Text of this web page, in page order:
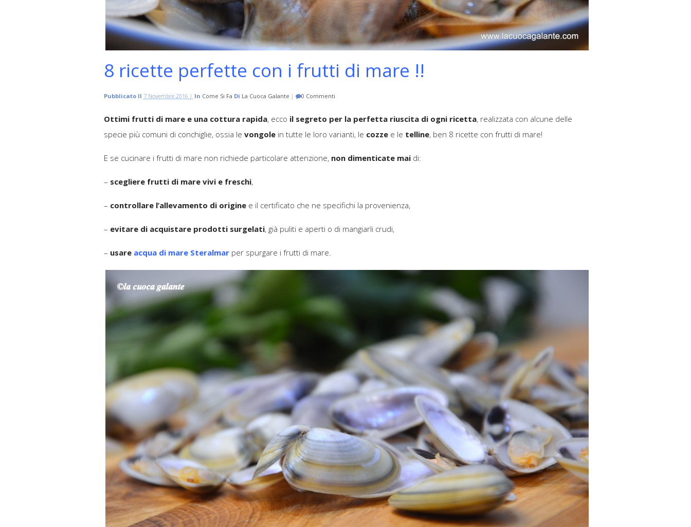
8 ricette perfette con i frutti di mare !!
Pubblicato Il 7 Novembre 2016 | In Come Si Fa Di La Cuoca Galante | 0 Commenti
Ottimi frutti di mare e una cottura rapida, ecco il segreto per la perfetta riuscita di ogni ricetta, realizzata con alcune delle
specie più comuni di conchiglie, ossia le vongole in tutte le loro varianti, le cozze e le telline, ben 8 ricette con frutti di mare!
E se cucinare i frutti di mare non richiede particolare attenzione, non dimenticate mai di:
– scegliere frutti di mare vivi e freschi,
– controllare l’allevamento di origine e il certificato che ne specifichi la provenienza,
– evitare di acquistare prodotti surgelati, già puliti e aperti o di mangiarli crudi,
– usare acqua di mare Steralmar per spurgare i frutti di mare.